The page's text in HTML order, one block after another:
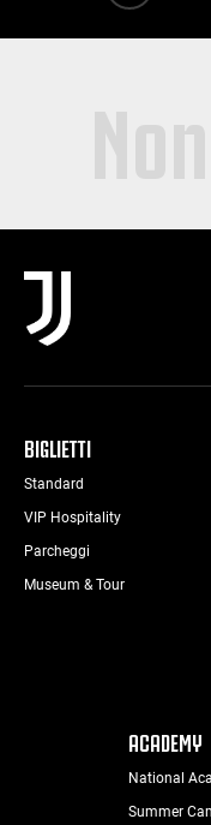
BIGLIETTI
Standard
VIP Hospitality
Parcheggi
Museum & Tour
ACADEMY
National
Summer